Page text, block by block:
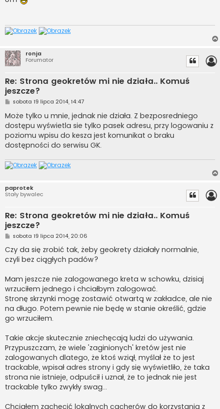
t
ronja
Forumator
Re: Strona geokretów mi nie działa.. Komuś
jeszcze?
P
s
t
sobota 19 lipca 2014, 14:47
Może tylko u mnie, jednak nie działa. Z bezposredniego
dostępu wyświetla sie tylko pasek adresu, przy logowaniu z
poziomu wpisu do kesza jest komunikat o braku
dostępności do serwisu GK.
paprotek
Stały bywalec
Re: Strona geokretów mi nie działa.. Komuś
jeszcze?
P
s
t
sobota 19 lipca 2014, 20:06
Czy da się zrobić tak, żeby geokrety działały normalnie,
czyli bez ciągłych padów?
Mam jeszcze nie zalogowanego kreta w schowku, dzisiaj
wrzuciłem jednego i chciałbym zalogować.
Stronę skrzynki mogę zostawić otwartą w zakładce, ale nie
na długo. Potem pewnie nie będę w stanie określić, gdzie
go wrzuciłem.
Takie akcje skutecznie zniechęcają ludzi do używania.
Przypuszczam, że wiele 'zaginionych' kretów jest nie
zalogowanych dlatego, że ktoś wziął, myślał że to jest
trackable, wpisał adres strony i gdy się wyświetliło, że taka
strona nie istnieje, odpuścił i uznał, że to jednak nie jest
trackable tylko zwykły swag...
Chciałem zachęcić lokalnych cacherów do korzystania z